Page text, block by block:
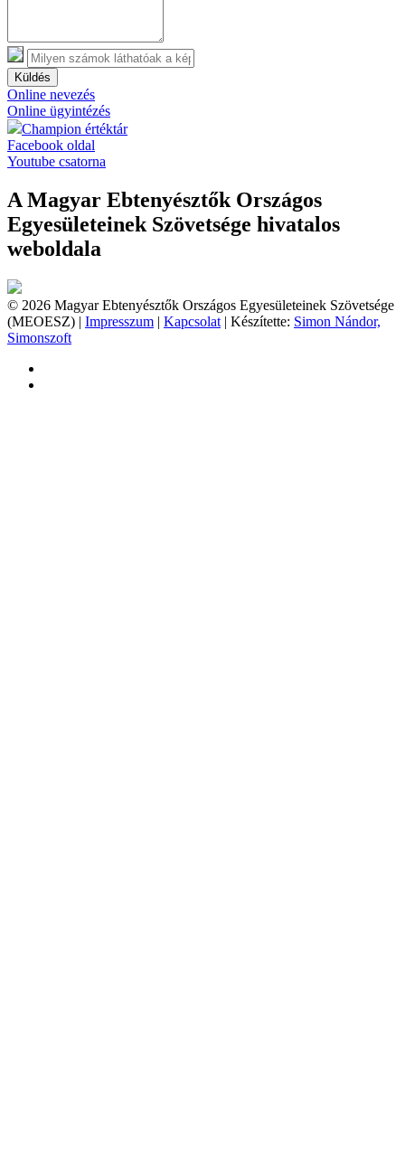
Küldés
Online nevezés
Online ügyintézés
Champion értéktár
Facebook oldal
Youtube csatorna
A Magyar Ebtenyésztők Országos
Egyesületeinek Szövetsége hivatalos
weboldala
© 2026 Magyar Ebtenyésztők Országos Egyesületeinek Szövetsége
(MEOESZ) | Impresszum | Kapcsolat | Készítette: Simon Nándor,
Simonszoft